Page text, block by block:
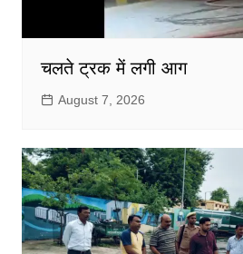
चलते ट्रक में लगी आग
August 7, 2026